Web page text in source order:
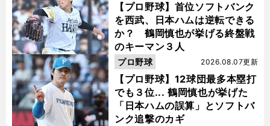
【プロ野球】首位ソフトバンク
を西武、日本ハムは逆転できる
か？ 鶴岡慎也が挙げる終盤戦
のキーマン３人
【プロ野球】12球団最多本塁打
でも３位... 鶴岡慎也が挙げた
「日本ハムの誤算」とソフトバ
ンク追撃のカギ
2026.08.07更新
プロ野球